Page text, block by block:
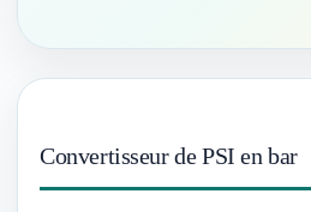
Convertisseur de PSI en bar